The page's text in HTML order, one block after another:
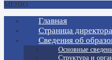
МЕНЮ
Главная
Страница директора
Сведения об
Основные
Структура и